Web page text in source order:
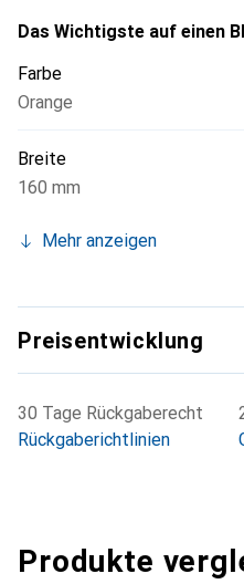
Das Wichtigste auf einen
Farbe
Orange
Breite
160 mm
Mehr anzeigen
Preisentwicklung
30 Tage Rückgaberecht
Rückgaberichtlinien
Produkte